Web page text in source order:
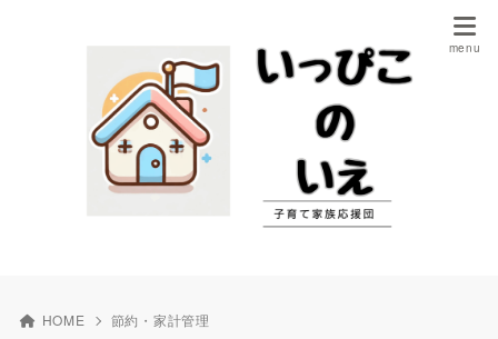
HOME 節約・家計管理